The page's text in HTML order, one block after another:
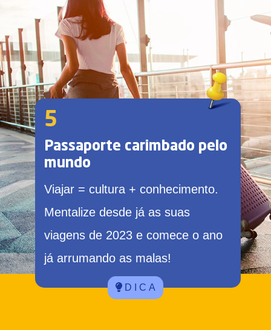
5
Passaporte carimbado pelo
mundo
Viajar = cultura + conhecimento.
Mentalize desde já as suas
viagens de 2023 e comece o ano
já arrumando as malas!
D I C A